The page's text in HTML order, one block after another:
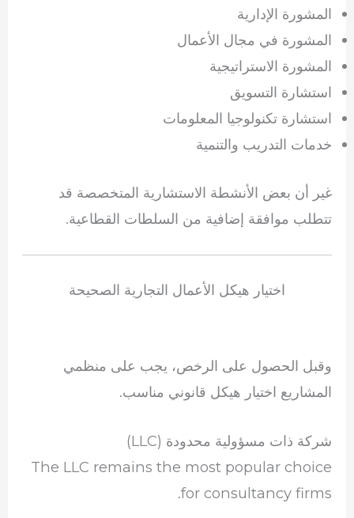
المشورة الإدارية
المشورة في مجال الأعمال
المشورة الاستراتيجية
استشارة التسويق
استشارة تكنولوجيا المعلومات
خدمات التدريب والتنمية
غير أن بعض الأنشطة الاستشارية المتخصصة قد
تتطلب موافقة إضافية من السلطات القطاعية.
اختيار هيكل الأعمال التجارية الصحيحة
وقبل الحصول على الرخص، يجب على منظمي
المشاريع اختيار هيكل قانوني مناسب.
شركة ذات مسؤولية محدودة (LLC)
The LLC remains the most popular choice
for consultancy firms.